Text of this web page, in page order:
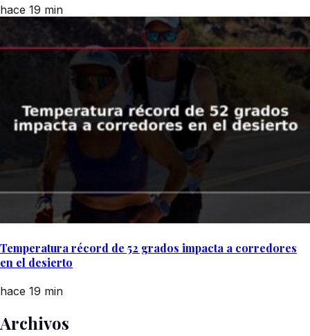
hace 19 min
Temperatura récord de 52 grados impacta a corredores
en el desierto
hace 19 min
Archivos